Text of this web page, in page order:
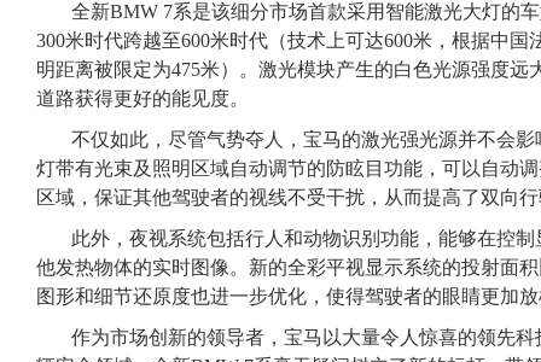
全新BMW 7系是该细分市场首款采用智能激光大灯的
300米时代跨越至600米时代（技术上可达600米，根据中
明距离被限定为475米）。激光模块产生的白色光源强度远
道路获得更好的能见度。
不仅如此，尽管气势夺人，宝马的激光强光源并不会
灯带有光束及照明区域自动调节的防眩目功能，可以自动
区域，保证其他驾驶者的视线不受干扰，从而提高了双向
此外，夜视系统包括行人和动物识别功能，能够在控
他发热物体的实时图像。新的全彩平视显示系统的投射面
图形和细节还原度也进一步优化，使得驾驶者的眼睛更加
作为市场创新的领导者，宝马以大量令人惊喜的领先